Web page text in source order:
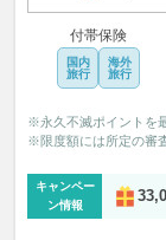
付帯保険
国内
旅行
海外
旅行
※永久不滅ポイントを
※限度額には所定の審
キャンペー
ン情報